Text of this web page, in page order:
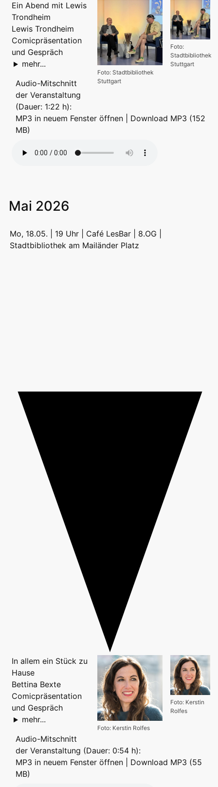
Foto:
Stadtbibliothek
Stuttgart
Foto: Stadtbibliothek
Stuttgart
Ein Abend mit Lewis
Trondheim
Lewis Trondheim
Comicpräsentation
und Gespräch
mehr...
Audio-Mitschnitt
der Veranstaltung
(Dauer: 1:22 h):
MP3 in neuem Fenster öffnen
Download MP3 (152
MB)
Mai 2026
Mo, 18.05. | 19 Uhr | Café LesBar | 8.OG |
Stadtbibliothek am Mailänder Platz
Foto: Kerstin
Rolfes
Foto: Kerstin Rolfes
In allem ein Stück zu
Hause
Bettina Bexte
Comicpräsentation
und Gespräch
mehr...
Audio-Mitschnitt
der Veranstaltung (Dauer: 0:54 h):
MP3 in neuem Fenster öffnen
Download MP3 (55
MB)